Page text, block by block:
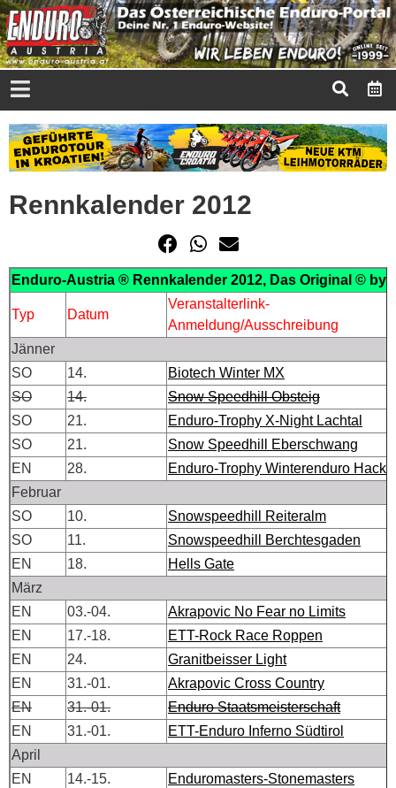
Rennkalender 2012
Enduro-Austria ® Rennkalender 2012, Das Original © by
Typ Datum
Veranstalterlink-
Anmeldung/Ausschreibung
Jänner
SO
14.
Biotech Winter MX
SO
14.
Snow Speedhill Obsteig
SO
21.
Enduro-Trophy X-Night Lachtal
SO
21.
Snow Speedhill Eberschwang
EN
28.
Enduro-Trophy Winterenduro Hacki
Februar
SO
10.
Snowspeedhill Reiteralm
SO
11.
Snowspeedhill Berchtesgaden
EN
18.
Hells Gate
März
EN
03.-04.
Akrapovic No Fear no Limits
EN
17.-18.
ETT-Rock Race Roppen
EN
24.
Granitbeisser Light
EN
31.-01.
Akrapovic Cross Country
EN
31.-01.
Enduro Staatsmeisterschaft
EN
31.-01.
ETT-Enduro Inferno Südtirol
April
EN
14.-15.
Enduromasters-Stonemasters